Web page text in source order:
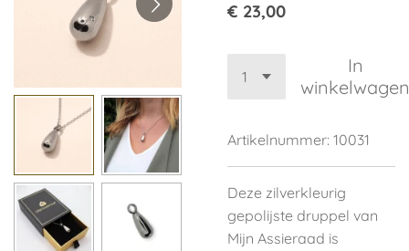
€ 23,00
In
winkelwagen
Artikelnummer: 10031
Deze zilverkleurig
gepolijste druppel van
Mijn Assieraad is